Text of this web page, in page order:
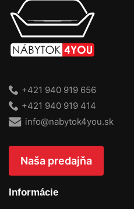
+421 940 919 656
+421 940 919 414
info@nabytok4you.sk
Naša predajňa
Informácie